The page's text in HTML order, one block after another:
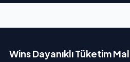
Wins Dayanıklı Tüketim